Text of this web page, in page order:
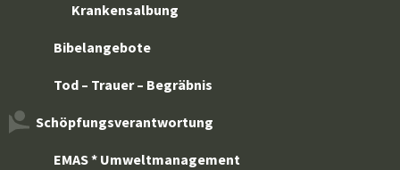
Krankensalbung
Bibelangebote
Tod – Trauer – Begräbnis
Schöpfungsverantwortung
EMAS * Umweltmanagement